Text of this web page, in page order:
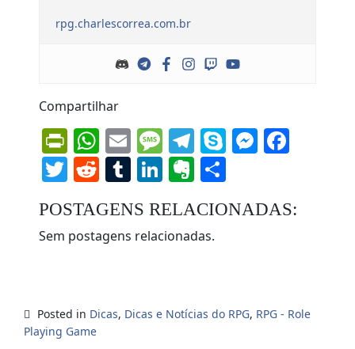
rpg.charlescorrea.com.br
Compartilhar
PrintFriendly
WhatsApp
EmailMessage
Telegram
Skype
Twitter
Reddit
Tumblr
LinkedIn
Evernote
POSTAGENS RELACIONADAS:
Sem postagens relacionadas.
Posted in Dicas, Dicas e Notícias do RPG, RPG - Role
Playing Game